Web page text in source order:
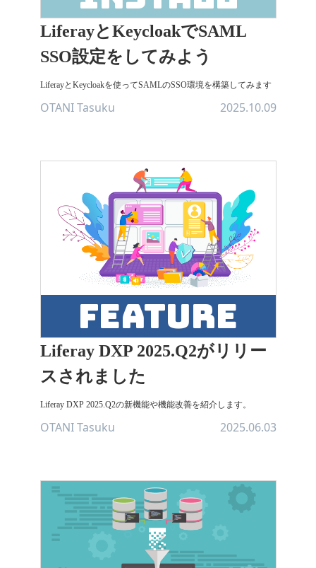
LiferayとKeycloakでSAML
SSO設定をしてみよう
LiferayとKeycloakを使ってSAMLのSSO環境を構築してみます
OTANI Tasuku 2025.10.09
feature
Liferay DXP 2025.Q2がリリー
スされました
Liferay DXP 2025.Q2の新機能や機能改善を紹介します。
OTANI Tasuku 2025.06.03